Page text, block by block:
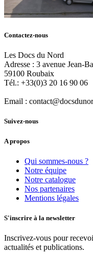
Contactez-nous
Les Docs du Nord
Adresse : 3 avenue Jean-
59100 Roubaix
Tél.: +33(0)3 20 16 90 06
Email :
Suivez-nous
A propos
Qui sommes-nous ?
Notre équipe
Notre catalogue
Nos partenaires
Mentions légales
S'inscrire à la newsletter
Inscrivez-vous pour
actualités et publications.